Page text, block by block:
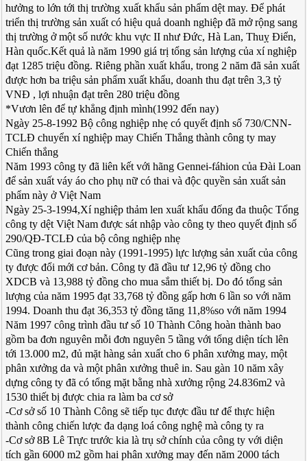
hưởng to lớn tới thị trường xuất khẩu sản phẩm dệt may. Để phát
triển thị trường sản xuất có hiệu quả doanh nghiệp đã mở rộng sang
thị trường ở một số nước khu vực II như Đức, Hà Lan, Thuỵ Điển,
Hàn quốc.Kết quả là năm 1990 giá trị tổng sản lượng của xí nghiệp
đạt 1285 triệu đồng. Riêng phần xuất khẩu, trong 2 năm đã sản xuất
được hơn ba triệu sản phẩm xuất khẩu, doanh thu đạt trên 3,3 tỷ
VNĐ , lợi nhuận đạt trên 280 triệu đồng
*Vươn lên để tự khẳng định mình(1992 đến nay)
Ngày 25-8-1992 Bộ công nghiệp nhẹ có quyết định số 730/CNN-
TCLĐ chuyển xí nghiệp may Chiến Thắng thành công ty may
Chiến thắng
Năm 1993 công ty đã liên kết với hãng Gennei-fáhion của Đài Loan
để sản xuất váy áo cho phụ nữ có thai và độc quyền sản xuất sản
phẩm này ở Việt Nam
Ngày 25-3-1994,Xí nghiệp thảm len xuất khẩu đống đa thuộc Tổng
công ty dệt Việt Nam được sát nhập vào công ty theo quyết định số
290/QĐ-TCLĐ của bộ công nghiệp nhẹ
Cũng trong giai đoạn này (1991-1995) lực lượng sản xuất của công
ty được đổi mới cơ bản. Công ty đã đầu tư 12,96 tỷ đồng cho
XDCB và 13,988 tỷ đồng cho mua sắm thiết bị. Do đó tổng sản
lượng của năm 1995 đạt 33,768 tỷ đồng gấp hơn 6 lần so với năm
1994. Doanh thu đạt 36,353 tỷ đồng tăng 11,8%so với năm 1994
Năm 1997 công trình đầu tư số 10 Thành Công hoàn thành bao
gồm ba đơn nguyên mỗi đơn nguyên 5 tầng với tổng diện tích lên
tới 13.000 m2, đủ mặt hàng sản xuất cho 6 phân xưởng may, một
phân xưởng da và một phân xưởng thuê in. Sau gàn 10 năm xây
dựng công ty đã có tổng mặt bằng nhà xưởng rộng 24.836m2 và
1530 thiết bị được chia ra làm ba cơ sở
-Cơ sở số 10 Thành Công sẽ tiếp tục được đầu tư để thực hiện
thành công chiến lược đa dạng loá công nghệ mà công ty ra
-Cơ sở 8B Lê Trực trước kia là trụ sở chính của công ty với diện
tích gần 6000 m2 gồm hai phân xưởng may đến năm 2000 tách